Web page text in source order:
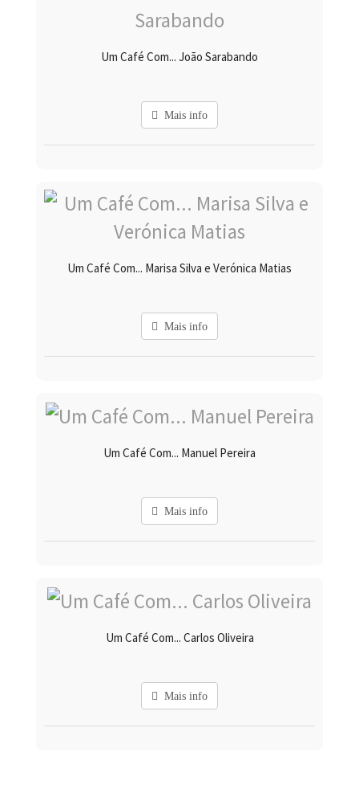
Um Café Com... João Sarabando
Mais info
Um Café Com... Marisa Silva e Verónica Matias
Mais info
Um Café Com... Manuel Pereira
Mais info
Um Café Com... Carlos Oliveira
Mais info